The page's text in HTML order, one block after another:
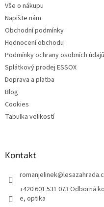
Vše o nákupu
Napište nám
Obchodní podmínky
Hodnocení obchodu
Podmínky ochrany osobních údajů
Splátkový prodej ESSOX
Doprava a platba
Blog
Cookies
Tabulka velikostí
Kontakt
romanjelinek@
+420 601 531 073 Odborná
e, optika